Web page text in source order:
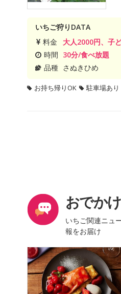
いちご狩りDATA
料金
大人2000円、子
時間 30分/食べ放題
品種 さぬきひめ
お持ち帰りOK 駐車場あり
おでか
いちご関連ニュ
報をお届け